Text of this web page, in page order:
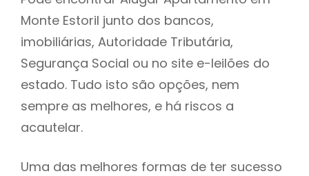
Monte Estoril junto dos bancos,
imobiliárias, Autoridade Tributária,
Segurança Social ou no site e-leilões do
estado. Tudo isto são opções, nem
sempre as melhores, e há riscos a
acautelar.
Uma das melhores formas de ter sucesso